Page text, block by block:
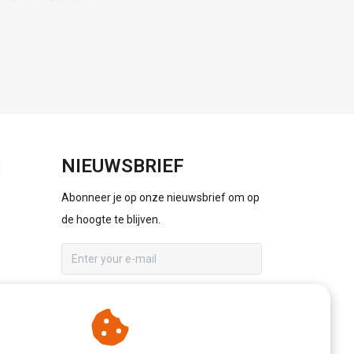
NIEUWSBRIEF
Abonneer je op onze nieuwsbrief om op
de hoogte te blijven.